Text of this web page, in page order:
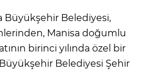
Büyükşehir Belediyesi,
Manisa doğumlu
birinci yılında özel bir
Belediyesi Şehir